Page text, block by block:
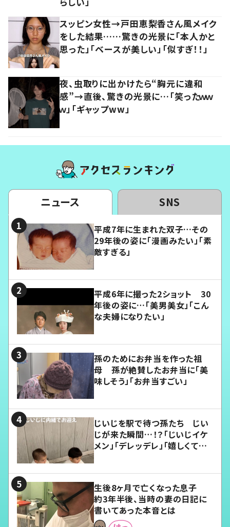
スッピン女性→戸田恵梨香さん風メイク
をした結果……驚きの光景に「本人かと
思った」「ベースが美しい」「似すぎ！！」
夜、虫取りに出かけたら“胸元に違和
感”→直後、驚きの光景に…「笑ったｗｗ
ｗ」「ギャップww」
ニュース SNS
平成7年に生まれた双子…その
29年後の姿に「漫画みたい」「素
敵すぎる」
平成6年に撮った2ショット 30
年後の姿に…「美男美女」「こん
な夫婦になりたい」
孫のためにお弁当を作った祖
母 孫が絶賛したお弁当に「美
味しそう」「お弁当すごい」
じいじを駅で待つ孫たち じい
じが来た瞬間…！？「じいじイケ
メン」「デレッデレ」「嬉しくて可
生後8ヶ月で亡くなった息子
約3年半後、当時の妻の日記に
書いてあった本音とは